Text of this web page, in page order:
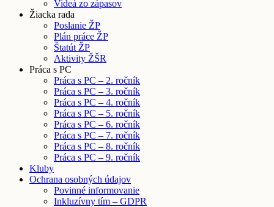
Videá zo zápasov
Žiacka rada
Poslanie ŽP
Plán práce ŽP
Štatút ŽP
Aktivity ŽŠR
Práca s PC
Práca s PC – 2. ročník
Práca s PC – 3. ročník
Práca s PC – 4. ročník
Práca s PC – 5. ročník
Práca s PC – 6. ročník
Práca s PC – 7. ročník
Práca s PC – 8. ročník
Práca s PC – 9. ročník
Kluby
Ochrana osobných údajov
Povinné informovanie
Inkluzívny tím – GDPR